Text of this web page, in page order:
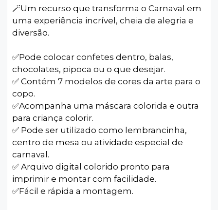
🪄Um recurso que transforma o Carnaval em
uma experiência incrível, cheia de alegria e
diversão.
✅️Pode colocar confetes dentro, balas,
chocolates, pipoca ou o que desejar.
✅ Contém 7 modelos de cores da arte para o
copo.
✅️Acompanha uma máscara colorida e outra
para criança colorir.
✅ Pode ser utilizado como lembrancinha,
centro de mesa ou atividade especial de
carnaval.
✅ Arquivo digital colorido pronto para
imprimir e montar com facilidade.
✅️Fácil e rápida a montagem.